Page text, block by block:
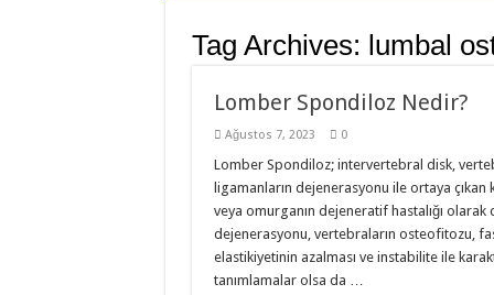
Tag Archives: lumbal
Lomber Spondiloz Nedir?
Ağustos 7, 2023 0
Lomber Spondiloz; intervertebral disk,
ligamanların dejenerasyonu ile ortaya
veya omurganın dejeneratif hastalığı
dejenerasyonu, vertebraların osteofitozu,
elastikiyetinin azalması ve instabilite ile
tanımlamalar olsa da …